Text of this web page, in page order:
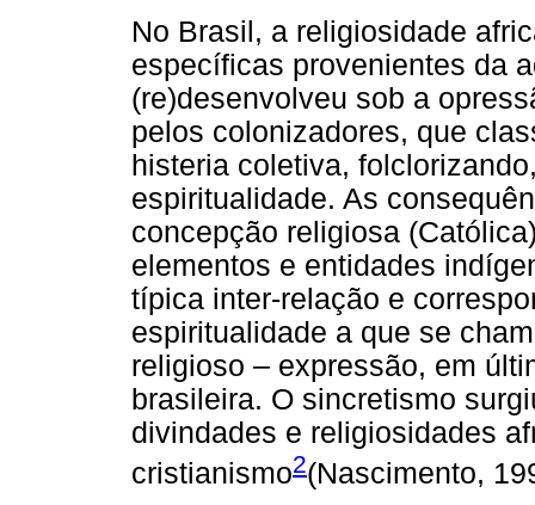
No Brasil, a religiosidade
específicas provenientes da
(re)desenvolveu sob a
pelos colonizadores, que
histeria coletiva,
espiritualidade. As
concepção religiosa
elementos e entidades
típica inter-relação e
espiritualidade a que se
religioso – expressão, em
brasileira. O sincretismo
divindades e religiosidades
cristianismo2(Nascimento,